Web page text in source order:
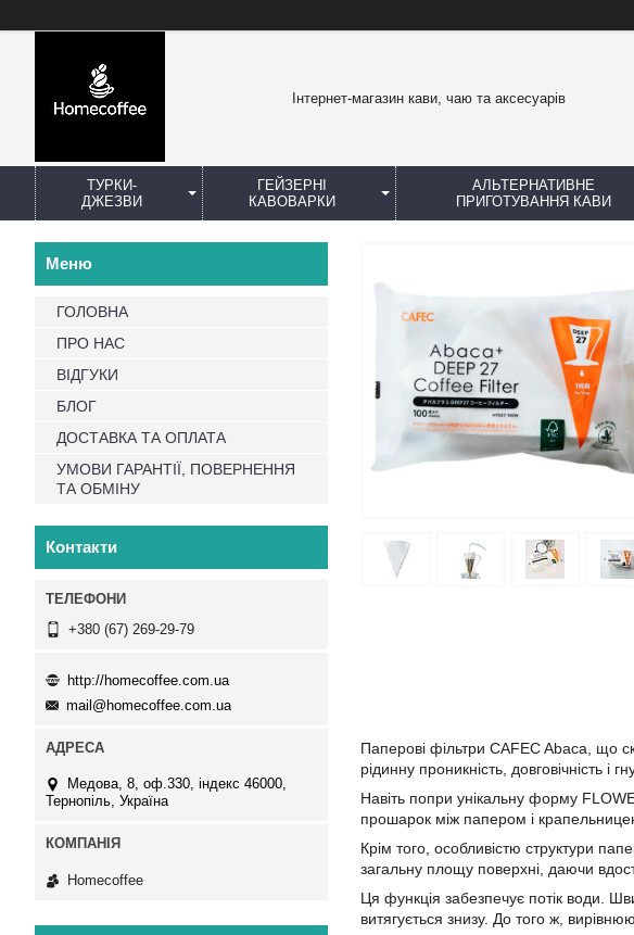
Інтернет-магазин кави, чаю та аксесуарів
ТУРКИ-
ДЖЕЗВИ
ГЕЙЗЕРНІ
КАВОВАРКИ
АЛЬТЕРНАТИВНЕ
ПРИГОТУВАННЯ КАВИ
Паперові фільтри CAFEC Abaca, що
рідинну проникність, довговічність і
Навіть попри унікальну форму
прошарок між папером і
Крім того, особливістю структури
загальну площу поверхні, даючи
Ця функція забезпечує потік води.
витягується знизу. До того ж,
ГОЛОВНА
ПРО НАС
ВІДГУКИ
БЛОГ
ДОСТАВКА ТА ОПЛАТА
УМОВИ ГАРАНТІЇ, ПОВЕРНЕННЯ
ТА ОБМІНУ
Контакти
+380 (67) 269-29-79
http://homecoffee.com.ua
mail@homecoffee.com.ua
Медова, 8, оф.330, індекс 46000,
Тернопіль, Україна
Homecoffee